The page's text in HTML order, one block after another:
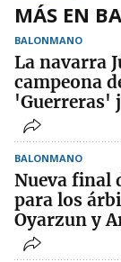
MÁS EN
BALONMANO
La navarra
campeona
'Guerreras'
BALONMANO
Nueva final
para los
Oyarzun y